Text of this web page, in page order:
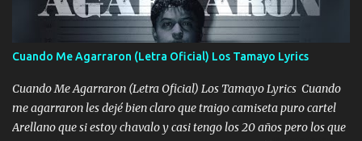
los versos que voy cantando (Music) A vido alta y bajas La carreta
se atora Pero nunca le aflojamos Ya me han pasado cosas Y
aunque ustedes no sepan Pero la vida es muy corta Hay que
echarle chingazos Y seguir trabajando porque nada es...
Cuando Me Agarraron (Letra Oficial) Los Tamayo Lyrics
Cuando Me Agarraron (Letra Oficial) Los Tamayo Lyrics Cuando
me agarraron les dejé bien claro que traigo camiseta puro cartel
Arellano que si estoy chavalo y casi tengo los 20 años pero los que